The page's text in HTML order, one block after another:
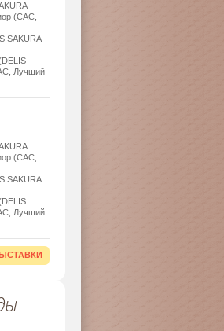
(САС,
SAKURA
Лучший
(САС,
SAKURA
Лучший